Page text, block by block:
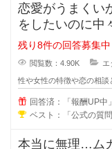
恋愛がうまくい
をしたいのに中
よね？行動や発
残り8件の回答募集中
閲覧数：4.90K
性や女性の特徴や恋の相談
回答済：「報酬UP中
ベスト：「公式の質
本当に無理…ム